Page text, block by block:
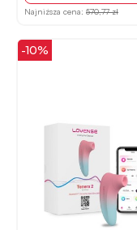
Najniższa cena: 570,77 zł
-10%